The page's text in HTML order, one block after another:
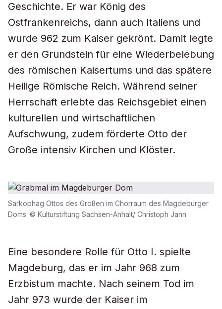
Geschichte. Er war König des
Ostfrankenreichs, dann auch Italiens und
wurde 962 zum Kaiser gekrönt. Damit legte
er den Grundstein für eine Wiederbelebung
des römischen Kaisertums und das spätere
Heilige Römische Reich. Während seiner
Herrschaft erlebte das Reichsgebiet einen
kulturellen und wirtschaftlichen
Aufschwung, zudem förderte Otto der
Große intensiv Kirchen und Klöster.
Sarkophag Ottos des Großen im Chorraum des Magdeburger
Doms. © Kulturstiftung Sachsen-Anhalt/ Christoph Jann
Eine besondere Rolle für Otto I. spielte
Magdeburg, das er im Jahr 968 zum
Erzbistum machte. Nach seinem Tod im
Jahr 973 wurde der Kaiser im